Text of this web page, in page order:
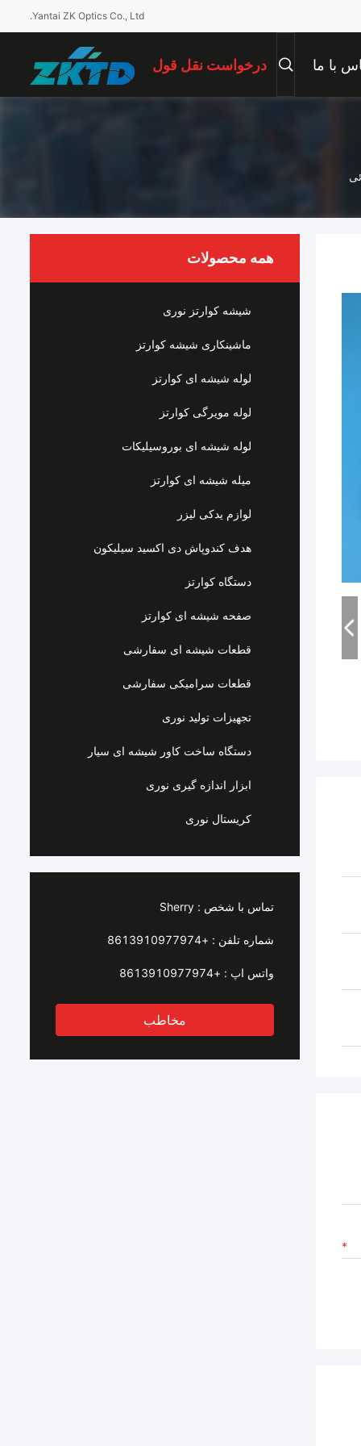
Yantai ZK Optics Co., Ltd.
با ما درخواست نقل قول
همه محصولات
شیشه کوارتز نوری
ماشینکاری شیشه کوارتز
لوله شیشه ای کوارتز
لوله مویرگی کوارتز
لوله شیشه ای بوروسیلیکات
میله شیشه ای کوارتز
لوازم یدکی لیزر
هدف کندوپاش دی اکسید سیلیکون
دستگاه کوارتز
صفحه شیشه ای کوارتز
قطعات شیشه ای سفارشی
قطعات سرامیکی سفارشی
تجهیزات تولید نوری
دستگاه ساخت کاور شیشه ای سیار
ابزار اندازه گیری نوری
کریستال نوری
تماس با شخص : Sherry
شماره تلفن : +8613910977974
واتس اپ : +8613910977974
مخاطب